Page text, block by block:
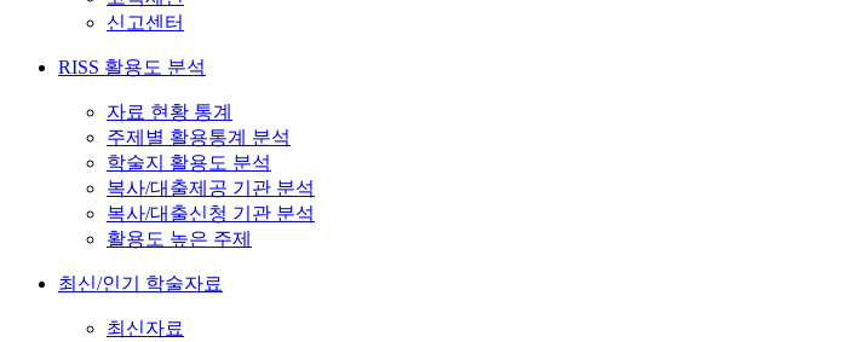
신고센터
RISS 활용도 분석
자료 현황 통계
주제별 활용통계 분석
학술지 활용도 분석
복사/대출제공 기관 분석
복사/대출신청 기관 분석
활용도 높은 주제
최신/인기 학술자료
최신자료